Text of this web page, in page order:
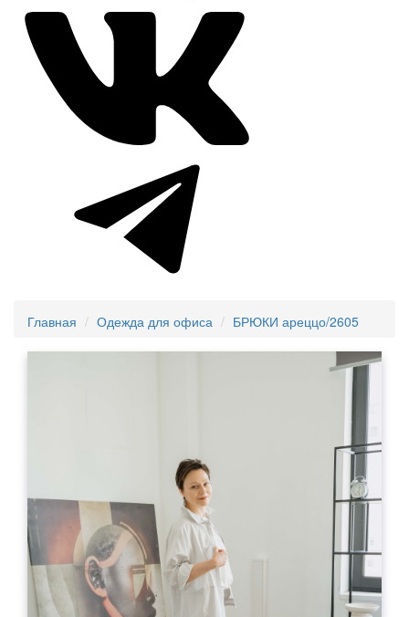
Главная Одежда для офиса БРЮКИ ареццо/2605